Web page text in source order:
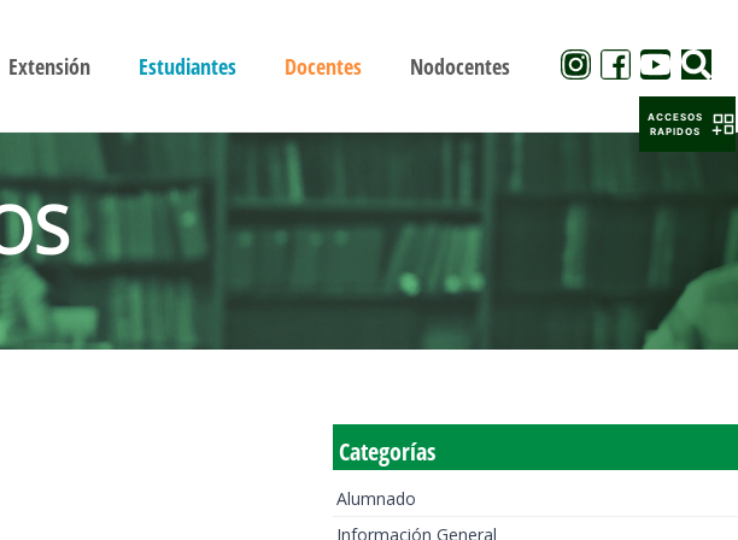
Extensión Estudiantes Docentes Nodocentes
Categorías
Alumnado
Información General
ACCESOS
RAPIDOS